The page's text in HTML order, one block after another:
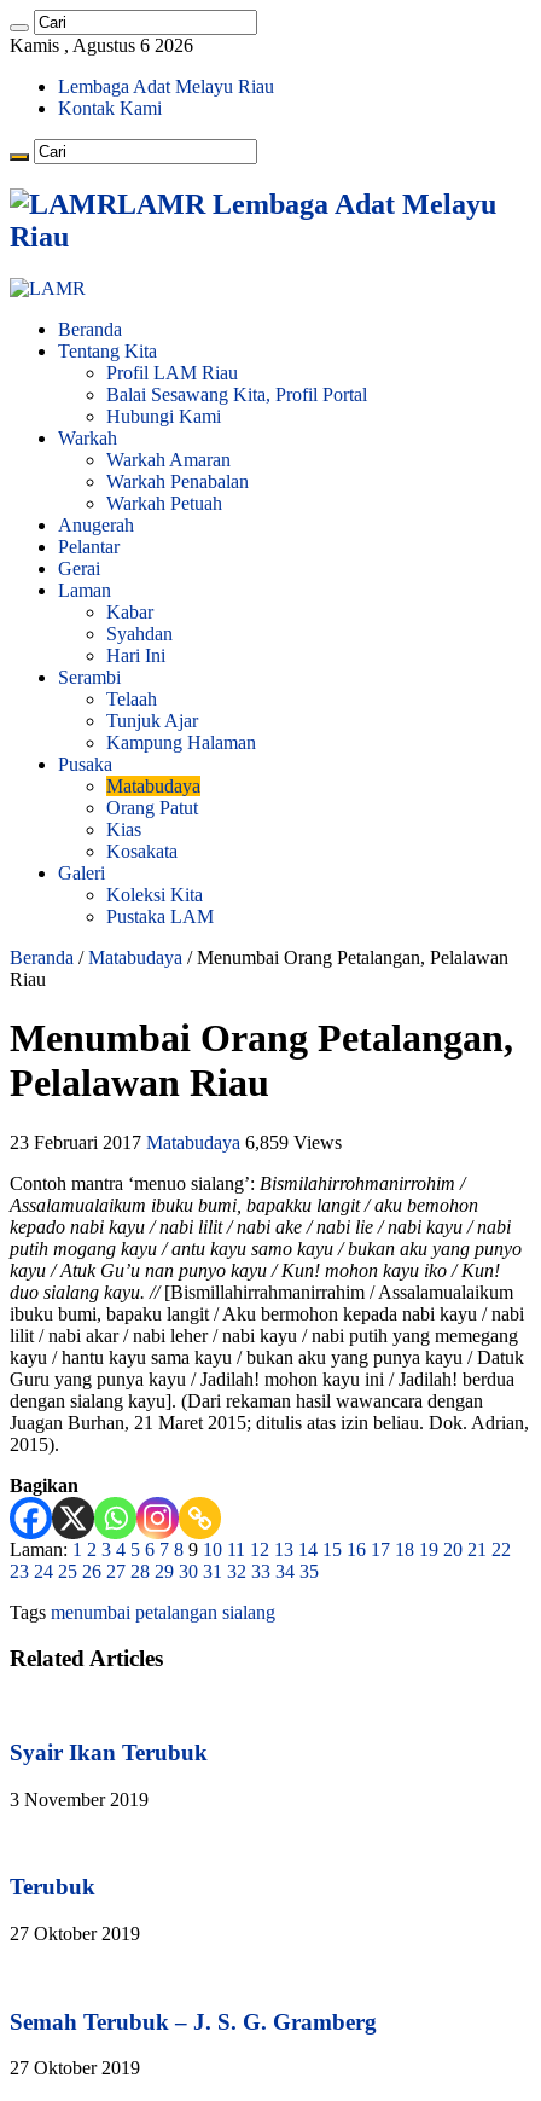
Kamis , Agustus 6 2026
Lembaga Adat Melayu Riau
Kontak Kami
LAMR Lembaga Adat Melayu
Riau
Beranda
Tentang Kita
Profil LAM Riau
Balai Sesawang Kita, Profil Portal
Hubungi Kami
Warkah
Warkah Amaran
Warkah Penabalan
Warkah Petuah
Anugerah
Pelantar
Gerai
Laman
Kabar
Syahdan
Hari Ini
Serambi
Telaah
Tunjuk Ajar
Kampung Halaman
Pusaka
Matabudaya
Orang Patut
Kias
Kosakata
Galeri
Koleksi Kita
Pustaka LAM
Beranda / Matabudaya / Menumbai Orang Petalangan, Pelalawan
Riau
Menumbai Orang Petalangan,
Pelalawan Riau
23 Februari 2017 Matabudaya 6,859 Views
Contoh mantra ‘menuo sialang’: Bismilahirrohmanirrohim /
Assalamualaikum ibuku bumi, bapakku langit / aku bemohon
kepado nabi kayu / nabi lilit / nabi ake / nabi lie / nabi kayu / nabi
putih mogang kayu / antu kayu samo kayu / bukan aku yang punyo
kayu / Atuk Gu’u nan punyo kayu / Kun! mohon kayu iko / Kun!
duo sialang kayu. //[Bismillahirrahmanirrahim / Assalamualaikum
ibuku bumi, bapaku langit / Aku bermohon kepada nabi kayu / nabi
lilit / nabi akar / nabi leher / nabi kayu / nabi putih yang memegang
kayu / hantu kayu sama kayu / bukan aku yang punya kayu / Datuk
Guru yang punya kayu / Jadilah! mohon kayu ini / Jadilah! berdua
dengan sialang kayu]. (Dari rekaman hasil wawancara dengan
Juagan Burhan, 21 Maret 2015; ditulis atas izin beliau. Dok. Adrian,
2015).
Bagikan
Laman: 1 2 3 4 5 6 7 8 9 10 11 12 13 14 15 16 17 18 19 20 21 22
23 24 25 26 27 28 29 30 31 32 33 34 35
Tags menumbai petalangan sialang
Related Articles
Syair Ikan Terubuk
3 November 2019
Terubuk
27 Oktober 2019
Semah Terubuk – J. S. G. Gramberg
27 Oktober 2019